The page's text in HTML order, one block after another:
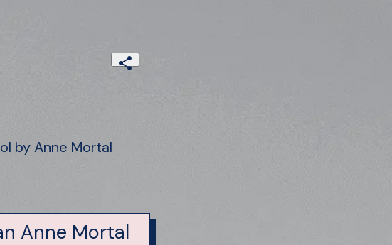
by Anne Mortal
Anne Mortal